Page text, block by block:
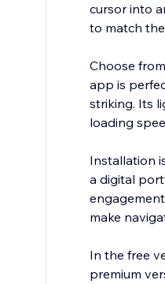
cursor into
to match
Choose
app is
striking. Its
loading
Installation
a digital
make
In the free
premium